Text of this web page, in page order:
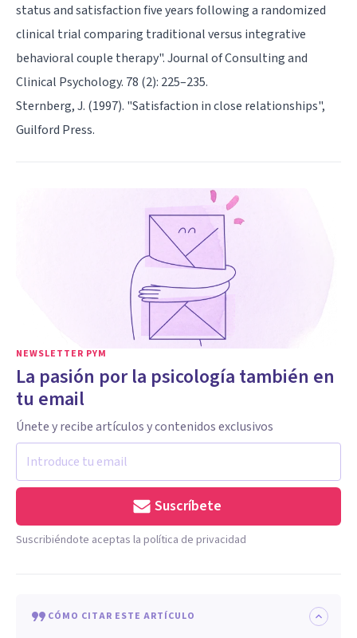
status and satisfaction five years following a randomized
clinical trial comparing traditional versus integrative
behavioral couple therapy". Journal of Consulting and
Clinical Psychology. 78 (2): 225–235.
Sternberg, J. (1997). "Satisfaction in close relationships",
Guilford Press.
NEWSLETTER PYM
La pasión por la psicología también en
tu email
Únete y recibe artículos y contenidos exclusivos
Suscríbete
Suscribiéndote aceptas la política de privacidad
CÓMO CITAR ESTE ARTÍCULO